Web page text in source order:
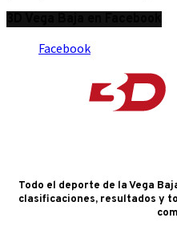
Facebook
Todo el deporte de la Vega
clasificaciones, resultados y